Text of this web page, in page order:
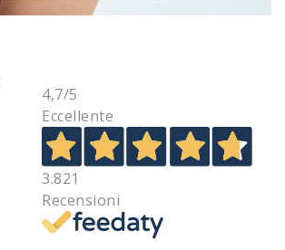
4,7/5
Eccellente
3.821
Recensioni